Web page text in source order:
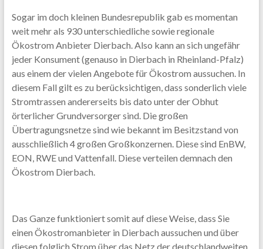
Sogar im doch kleinen Bundesrepublik gab es momentan
weit mehr als 930 unterschiedliche sowie regionale
Ökostrom Anbieter Dierbach. Also kann an sich ungefähr
jeder Konsument (genauso in Dierbach in Rheinland-Pfalz)
aus einem der vielen Angebote für Ökostrom aussuchen. In
diesem Fall gilt es zu berücksichtigen, dass sonderlich viele
Stromtrassen andererseits bis dato unter der Obhut
örterlicher Grundversorger sind. Die großen
Übertragungsnetze sind wie bekannt im Besitzstand von
ausschließlich 4 großen Großkonzernen. Diese sind EnBW,
EON, RWE und Vattenfall. Diese verteilen demnach den
Ökostrom Dierbach.
Das Ganze funktioniert somit auf diese Weise, dass Sie
einen Ökostromanbieter in Dierbach aussuchen und über
diesen folglich Strom über das Netz der deutschlandweiten